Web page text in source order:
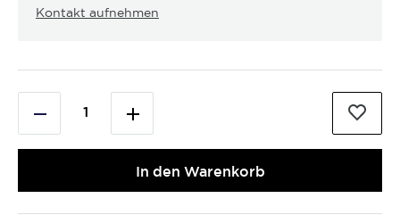
Kontakt aufnehmen
In den Warenkorb